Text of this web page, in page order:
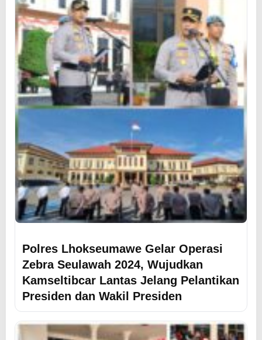
Polres Lhokseumawe Gelar Operasi
Zebra Seulawah 2024, Wujudkan
Kamseltibcar Lantas Jelang Pelantikan
Presiden dan Wakil Presiden